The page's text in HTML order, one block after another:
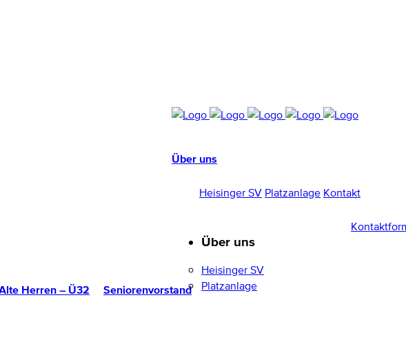
Über uns
Heisinger SV Platzanlage Kontakt
Herren – Ü32 Seniorenvorstand
Über uns
Heisinger SV
Platzanlage